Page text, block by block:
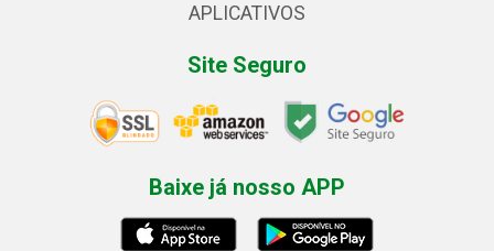
APLICATIVOS
Site Seguro
Baixe já nosso APP